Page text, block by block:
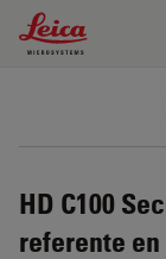
Leica
HD C100
referente